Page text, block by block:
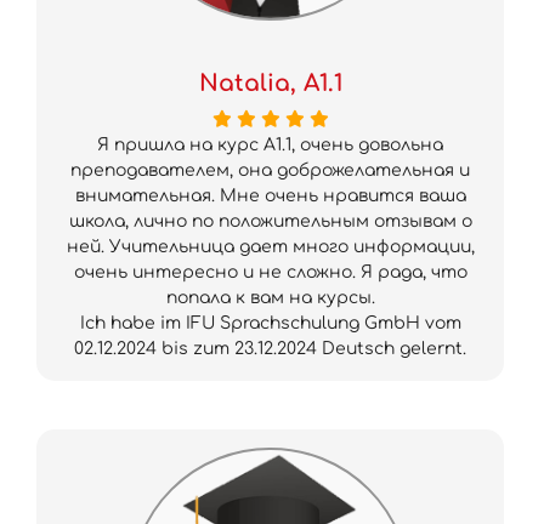
Natalia, A1.1
Я пришла на курс A1.1, очень довольна
преподавателем, она доброжелательная и
внимательная. Мне очень нравится ваша
школа, лично по положительным отзывам о
ней. Учительница дает много информации,
очень интересно и не сложно. Я рада, что
попала к вам на курсы.
Ich habe im IFU Sprachschulung GmbH vom
02.12.2024 bis zum 23.12.2024 Deutsch gelernt.